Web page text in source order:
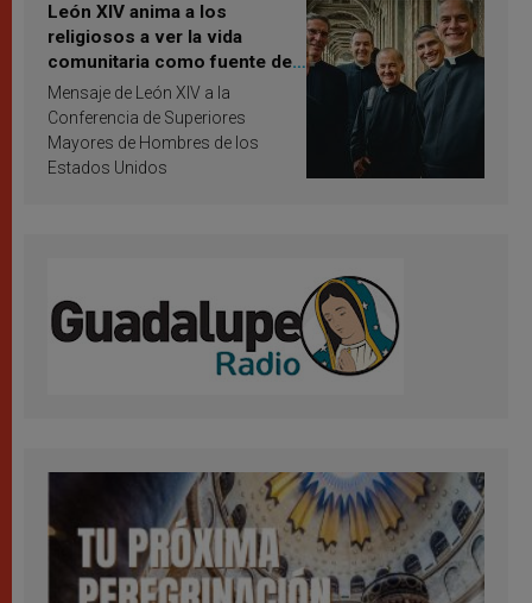
León XIV anima a los
religiosos a ver la vida
comunitaria como fuente de
inspiración y santificación
Mensaje de León XIV a la
Conferencia de Superiores
Mayores de Hombres de los
Estados Unidos